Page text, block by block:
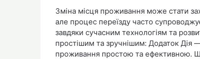
Зміна місця проживання може стати
але процес переїзду часто
завдяки сучасним технологіям та
простішим та зручнішим: Додаток Дія
проживання простою та ефективною.